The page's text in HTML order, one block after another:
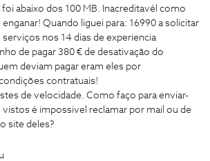
abaixo dos 100 MB. Inacreditavél como
Quando liguei para: 16990 a solicitar
nos 14 dias de experiencia
de pagar 380 € de desativação do
deviam pagar eram eles por
contratuais!
de velocidade. Como faço para enviar-
vistos é impossivel reclamar por mail ou de
site deles?